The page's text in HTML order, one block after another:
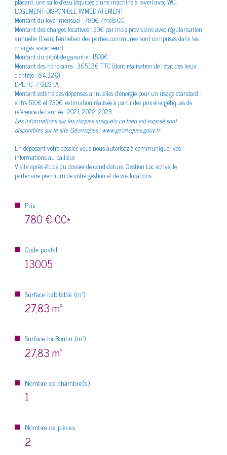
Bilan
énergétique
LOGEMENT DISPONIBLE IMMEDIATEMENT
Montant du loyer mensuel : 780€ /mois CC
Montant des charges locatives : 30€ par mois provisions avec régularisation
annuelle. (L'eau, l'entretien des parties communes sont comprises dans les
charges, ascenseur)
Montant du dépôt de garantie : 1500€
Montant des honoraires : 365.13€ TTC (dont réalisation de l’état des lieux
d’entrée : 84.32€)
DPE : C / GES : A
Montant estimé des dépenses annuelles d'énergie pour un usage standard :
entre 510€ et 730€, estimation réalisée à partir des prix énergétiques de
référence de l'année : 2021, 2022, 2023.
Les informations sur les risques auxquels ce bien est exposé sont
disponibles sur le site Géorisques : www.georisques.gouv.fr.
En déposant votre dossier, vous nous autorisez à communiquer vos
informations au bailleur.
Visite après étude du dossier de candidature, Gestion Loc active, le
partenaire premium de votre gestion et de vos locations.
Prix
780 €CC*
Code postal
13005
Surface habitable (m²)
27,83 m²
Surface loi Boutin (m²)
27,83 m²
Nombre de chambre(s)
1
Nombre de pièces
2